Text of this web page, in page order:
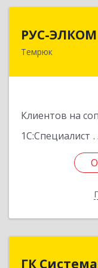
РУС-ЭЛКОМ
Темрюк
Клиентов на
1С:Специалист
353500,
ГК